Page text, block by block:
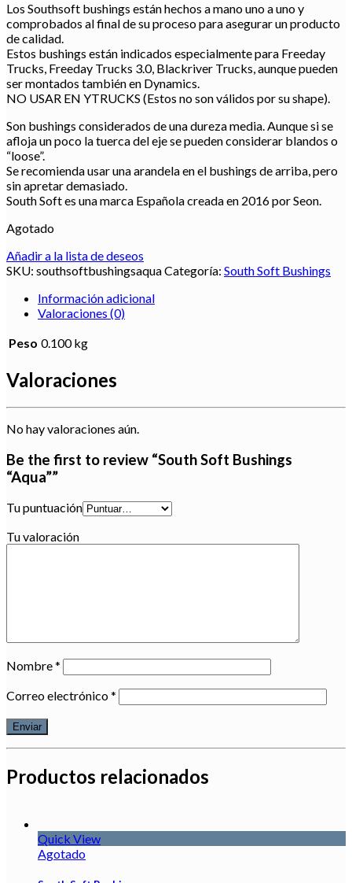
Los Southsoft bushings están hechos a mano uno a uno y
comprobados al final de su proceso para asegurar un producto
de calidad.
Estos bushings están indicados especialmente para Freeday
Trucks, Freeday Trucks 3.0, Blackriver Trucks, aunque pueden
ser montados también en Dynamics.
NO USAR EN YTRUCKS (Estos no son válidos por su shape).
Son bushings considerados de una dureza media. Aunque si se
afloja un poco la tuerca del eje se pueden considerar blandos o
“loose”.
Se recomienda usar una arandela en el bushings de arriba, pero
sin apretar demasiado.
South Soft es una marca Española creada en 2016 por Seon.
Agotado
Añadir a la lista de deseos
SKU: southsoftbushingsaquaCategoría: South Soft Bushings
Información adicional
Valoraciones (0)
Peso 0.100 kg
Valoraciones
No hay valoraciones aún.
Be the first to review “South Soft Bushings
“Aqua””
Tu puntuación
Tu valoración
Nombre*
Correo electrónico*
Productos relacionados
Quick View
Agotado